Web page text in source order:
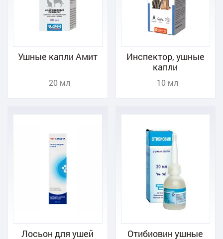
Ушные капли Амит
20 мл
Инспектор, ушные
капли
10 мл
Лосьон для ушей
Отибиовин ушные